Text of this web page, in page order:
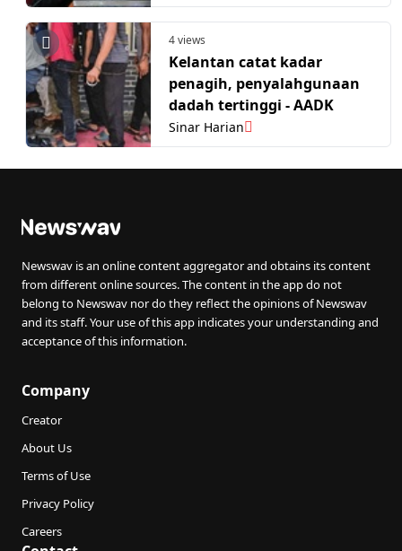
4 views
Kelantan catat kadar
penagih, penyalahgunaan
dadah tertinggi - AADK
Sinar Harian
Newswav is an online content aggregator and obtains its content
from different online sources. The content in the app do not
belong to Newswav nor do they reflect the opinions of Newswav
and its staff. Your use of this app indicates your understanding and
acceptance of this information.
Company
Creator
About Us
Terms of Use
Privacy Policy
Careers